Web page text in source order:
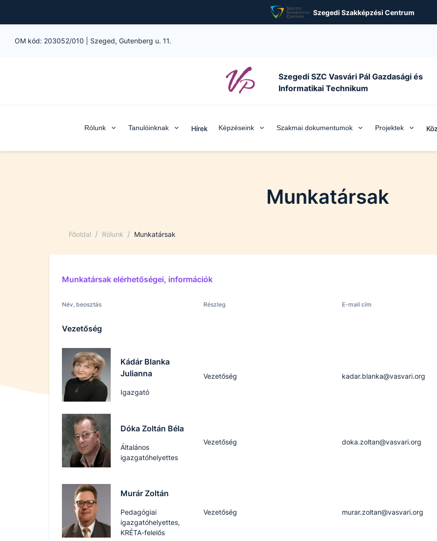
Szegedi Szakképzési Centrum
OM kód: 203052/010 Szeged, Gutenberg u. 11.
Szegedi SZC Vasvári Pál Gazdasági és
Informatikai Technikum
Rólunk Tanulóinknak Hírek Képzéseink Szakmai dokumentumok Projektek
Munkatársak
Főoldal / Rólunk / Munkatársak
Munkatársak elérhetőségei, információk
Név, beosztás Részleg E-mail cím
Vezetőség
Kádár Blanka
Julianna
Igazgató
Vezetőség kadar.blanka@vasvari.org
Dóka Zoltán Béla
Általános
igazgatóhelyettes
Vezetőség doka.zoltan@vasvari.org
Murár Zoltán
Pedagógiai
igazgatóhelyettes,
KRÉTA-felelős
Vezetőség murar.zoltan@vasvari.org